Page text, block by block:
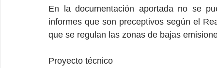
En la documentación aportada no se
informes que son preceptivos según el
que se regulan las zonas de bajas
Proyecto técnico